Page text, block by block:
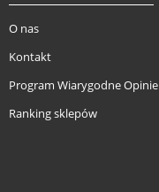
O nas
Kontakt
Program Wiarygodne Opinie
Ranking sklepów